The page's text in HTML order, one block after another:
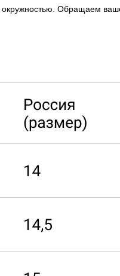
окружностью. Обращаем